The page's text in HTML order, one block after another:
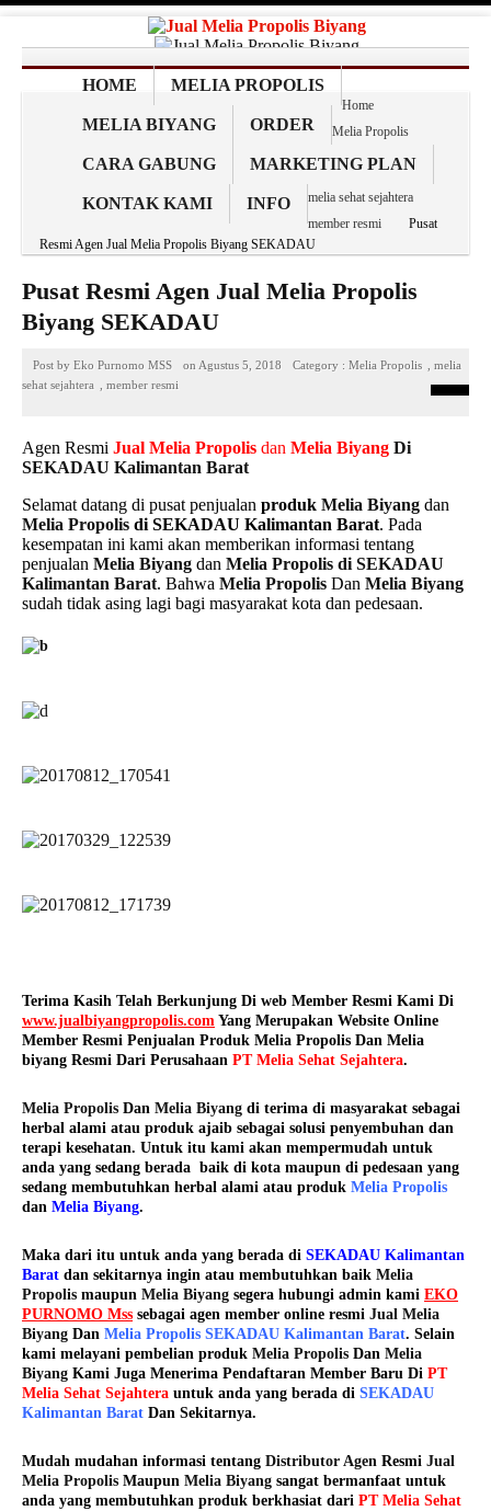
HOME MELIA PROPOLIS
MELIA BIYANG ORDER
CARA GABUNG MARKETING PLAN
KONTAK KAMI INFO
Home
Melia Propolis
melia sehat sejahtera
member resmi
Pusat
Resmi Agen Jual Melia Propolis Biyang SEKADAU
Pusat Resmi Agen Jual Melia Propolis
Biyang SEKADAU
Post by Eko Purnomo MSS on Agustus 5, 2018 Category : Melia Propolis
melia
sehat sejahtera
member resmi
Agen Resmi Jual Melia Propolis dan Melia Biyang Di
SEKADAU Kalimantan Barat
Selamat datang di pusat penjualan produk Melia Biyang dan
Melia Propolis di SEKADAU Kalimantan Barat. Pada
kesempatan ini kami akan memberikan informasi tentang
penjualan Melia Biyang dan Melia Propolis di SEKADAU
Kalimantan Barat. Bahwa Melia Propolis Dan Melia Biyang
sudah tidak asing lagi bagi masyarakat kota dan pedesaan.
Terima Kasih Telah Berkunjung Di web Member Resmi Kami Di
www.jualbiyangpropolis.com Yang Merupakan Website Online
Member Resmi Penjualan Produk Melia Propolis Dan Melia
biyang Resmi Dari Perusahaan PT Melia Sehat Sejahtera.
Melia Propolis Dan Melia Biyang di terima di masyarakat sebagai
herbal alami atau produk ajaib sebagai solusi penyembuhan dan
terapi kesehatan. Untuk itu kami akan mempermudah untuk
anda yang sedang berada baik di kota maupun di pedesaan yang
sedang membutuhkan herbal alami atau produk Melia Propolis
dan Melia Biyang.
Maka dari itu untuk anda yang berada di SEKADAU Kalimantan
Barat dan sekitarnya ingin atau membutuhkan baik Melia
Propolis maupun Melia Biyang segera hubungi admin kami EKO
PURNOMO Mss sebagai agen member online resmi Jual Melia
Biyang Dan Melia Propolis SEKADAU Kalimantan Barat. Selain
kami melayani pembelian produk Melia Propolis Dan Melia
Biyang Kami Juga Menerima Pendaftaran Member Baru Di PT
Melia Sehat Sejahtera untuk anda yang berada di SEKADAU
Kalimantan Barat Dan Sekitarnya.
Mudah mudahan informasi tentang Distributor Agen Resmi Jual
Melia Propolis Maupun Melia Biyang sangat bermanfaat untuk
anda yang membutuhkan produk berkhasiat dari PT Melia Sehat